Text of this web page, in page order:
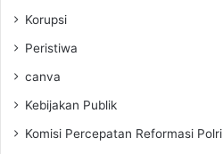
Korupsi
Peristiwa
canva
Kebijakan Publik
Komisi Percepatan Reformasi Polri